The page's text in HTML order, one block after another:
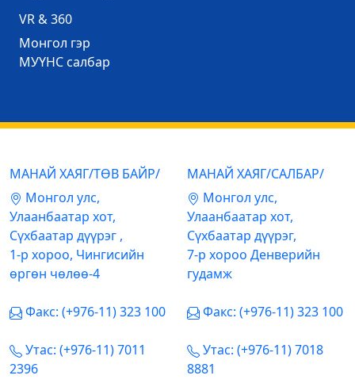
VR & 360
Mонгол гэр
МУҮНС салбар
МАНАЙ ХАЯГ/ТӨВ БАЙР/
Mонгол улс,
Улаанбаатар хот,
Сүхбаатар дүүрэг ,
1-р хороо, Чингисийн
өргөн чөлөө-4
Факс: (+976-11) 323 100
Утас: (+976-11) 7011
2396
МАНАЙ ХАЯГ/САЛБАР/
Mонгол улс,
Улаанбаатар хот,
Сүхбаатар дүүрэг,
7-р хороо Денверийн
гудамж
Факс: (+976-11) 323 100
Утас: (+976-11) 7018
8881